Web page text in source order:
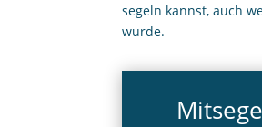
segeln kannst, auch
wurde.